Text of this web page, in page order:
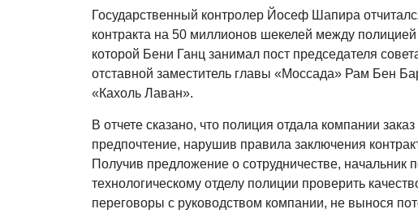
Государственный контролер Йосеф Шапира
контракта на 50 миллионов шекелей между
которой Бени Ганц занимал пост председателя
отставной заместитель главы «Моссада» Рам Бен
«Кахоль Лаван».
В отчете сказано, что полиция отдала компании
предпочтение, нарушив правила заключения
Получив предложение о сотрудничестве,
технологическому отделу полиции проверить
переговоры с руководством компании, не вынося